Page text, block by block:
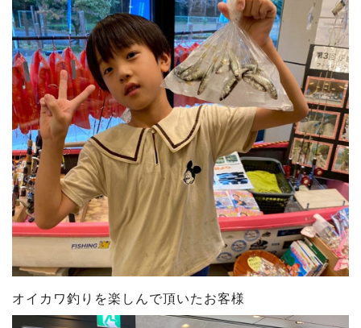
オイカワ釣りを楽しんで頂いたお客様